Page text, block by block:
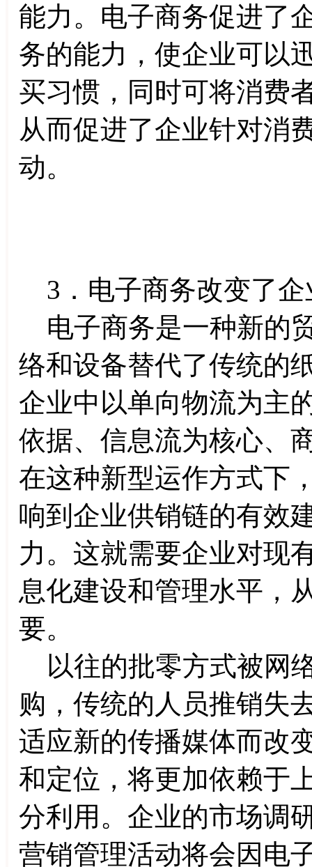
能力。电子商务促进了
务的能力，使企业可以
买习惯，同时可将消费
从而促进了企业针对消
动。
3．电子商务改变了企
电子商务是一种新的
络和设备替代了传统的
企业中以单向物流为主
依据、信息流为核心、
在这种新型运作方式下
响到企业供销链的有效
力。这就需要企业对现
息化建设和管理水平，
要。
以往的批零方式被网
购，传统的人员推销失
适应新的传播媒体而改
和定位，将更加依赖于
分利用。企业的市场调
营销管理活动将会因电